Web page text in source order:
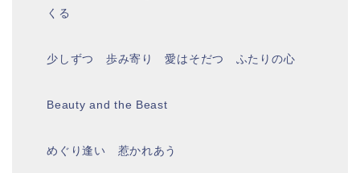
くる
少しずつ 歩み寄り 愛はそだつ ふたりの心
Beauty and the Beast
めぐり逢い 惹かれあう